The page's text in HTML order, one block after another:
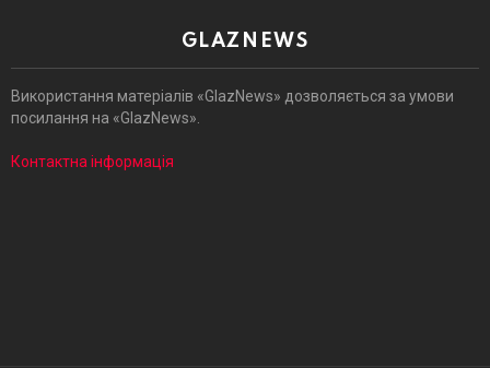
GLAZNEWS
Використання матеріалів «GlazNews» дозволяється за умови
посилання на «GlazNews».
Контактна інформація